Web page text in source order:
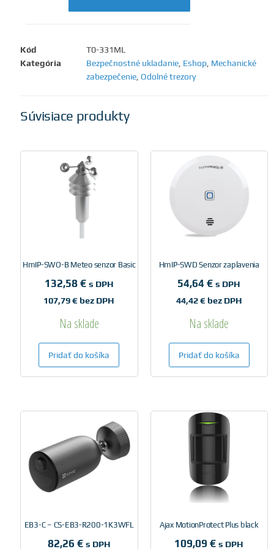
Kód
T0-331ML
Kategória
Bezpečnostné ukladanie Eshop Mechanické
zabezpečenie Odolné trezory
Súvisiace produkty
HmIP-SWO-B Meteo senzor Basic
132,58 € s DPH
107,79€ bez DPH
Na sklade
Pridať do košíka
HmIP-SWD Senzor zaplavenia
54,64€ s DPH
44,42€bez DPH
Na sklade
Pridať do košíka
EB3-C – CS-EB3-R200-1K3WFL
82,26 € s DPH
Ajax MotionProtect Plus black
109,09€ s DPH